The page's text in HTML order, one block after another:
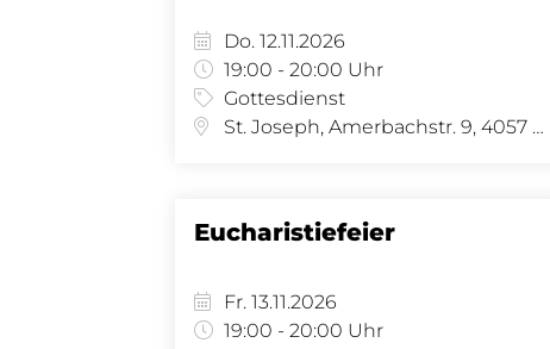
Do. 12.11.2026
19:00 - 20:00 Uhr
Gottesdienst
St. Joseph, Amerbachstr. 9, 4057 Basel
Eucharistiefeier
Fr. 13.11.2026
19:00 - 20:00 Uhr